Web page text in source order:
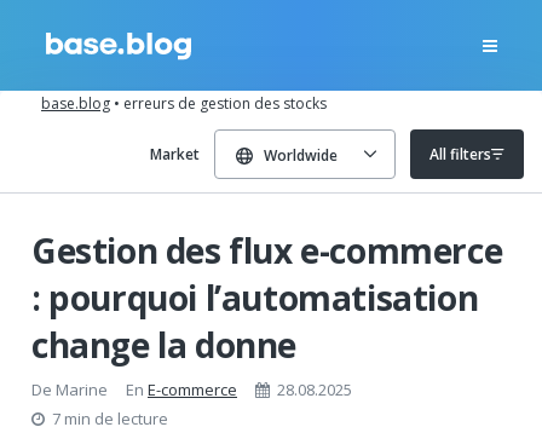
base.blog • erreurs de gestion des stocks
Market Worldwide All filters
Gestion des flux e-commerce
: pourquoi l’automatisation
change la donne
De Marine En E-commerce
28.08.2025
7 min de lecture